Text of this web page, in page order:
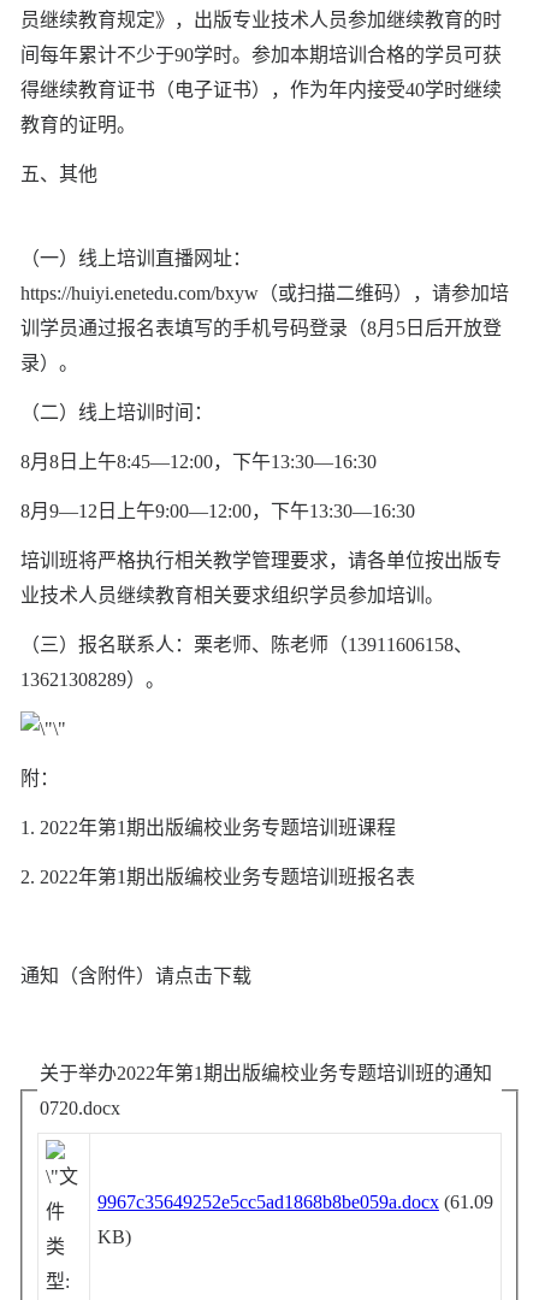
员继续教育规定》，出版专业技术人员参加继续教育的时
间每年累计不少于90学时。参加本期培训合格的学员可获
得继续教育证书（电子证书），作为年内接受40学时继续
教育的证明。
五、其他
（一） 线上培训直播网址：
https://huiyi.enetedu.com/bxyw （或扫描二维码），请参加培
训学员通过报名表填写的手机号码登录（8月 5 日后开放登
录）。
（二） 线上培训时间 ：
8月 8 日上午8:45—1 2:00， 下午13:30—16:30
8月 9—12 日上午9:00—1 2:00， 下午13:30—16:30
培训班将严格执行相关教学管理要求，请各单位按出版专
业技术人员继续教育相关要求组织学员参加培训。
（三）报名联系人：栗老师、陈老师（13911606158、
13621308289）。
附：
1. 2022年第1期出版编校业务专题培训班课程
2. 2022年第1期出版编校业务专题培训班报名表
通知（含附件） 请点击下载
关于举办2022年第1期出版编校业务专题培训班的通知
0720.docx
9967c35649252e5cc5ad1868b8be059a.docx(61.09
KB)